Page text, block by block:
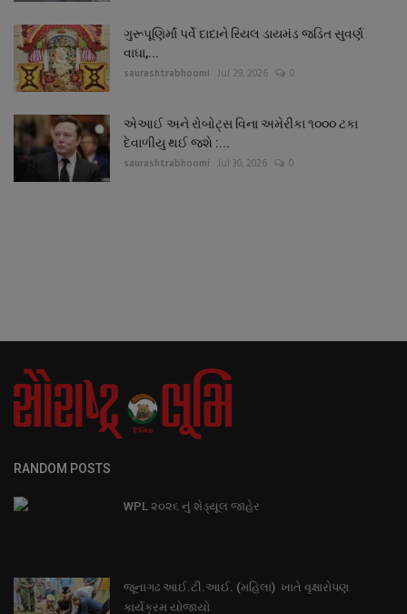
ગુરૂપૂણિર્માં પર્વે દાદાને રિયલ ડાયમંડ જડિત સુવર્ણ
વાઘા,...
saurashtrabhoomi Jul 29, 2026 0
એઆઈ અને રોબોટ્સ વિના અમેરીકા ૧૦૦૦ ટકા
દેવાળીયુ થઈ જશે :...
saurashtrabhoomi Jul 30, 2026 0
RANDOM POSTS
WPL ૨૦૨૬ નું શેડ્યૂલ જાહેર
જૂનાગઢ આઈ.ટી.આઈ. (મહિલા) ખાતે વૃક્ષારોપણ
કાર્યક્રમ યોજાયો